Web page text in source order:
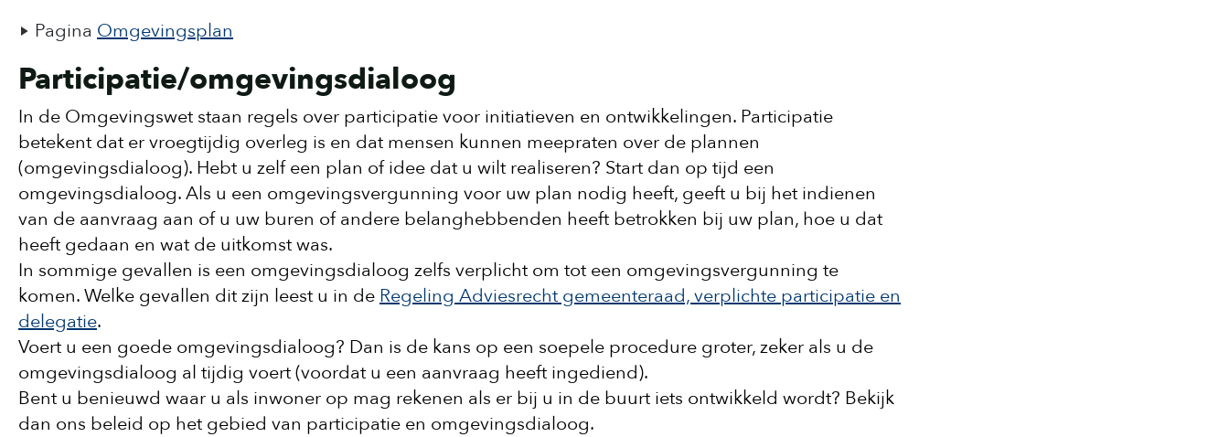
Pagina Omgevingsplan
Participatie/omgevingsdialoog
In de Omgevingswet staan regels over participatie voor initiatieven en ontwikkelingen. Participatie
betekent dat er vroegtijdig overleg is en dat mensen kunnen meepraten over de plannen
(omgevingsdialoog). Hebt u zelf een plan of idee dat u wilt realiseren? Start dan op tijd een
omgevingsdialoog. Als u een omgevingsvergunning voor uw plan nodig heeft, geeft u bij het indienen
van de aanvraag aan of u uw buren of andere belanghebbenden heeft betrokken bij uw plan, hoe u dat
heeft gedaan en wat de uitkomst was.
In sommige gevallen is een omgevingsdialoog zelfs verplicht om tot een omgevingsvergunning te
komen. Welke gevallen dit zijn leest u in de Regeling Adviesrecht gemeenteraad, verplichte participatie en
delegatie.
Voert u een goede omgevingsdialoog? Dan is de kans op een soepele procedure groter, zeker als u de
omgevingsdialoog al tijdig voert (voordat u een aanvraag heeft ingediend).
Bent u benieuwd waar u als inwoner op mag rekenen als er bij u in de buurt iets ontwikkeld wordt? Bekijk
dan ons beleid op het gebied van participatie en omgevingsdialoog.